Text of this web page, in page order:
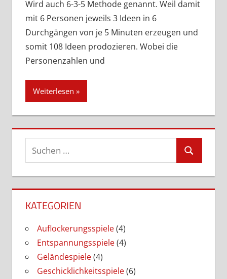
Wird auch 6-3-5 Methode genannt. Weil damit
mit 6 Personen jeweils 3 Ideen in 6
Durchgängen von je 5 Minuten erzeugen und
somit 108 Ideen prodozieren. Wobei die
Personenzahlen und
Weiterlesen
Suchen
nach:
Suchen
KATEGORIEN
Auflockerungsspiele(4)
Entspannungsspiele(4)
Geländespiele(4)
Geschicklichkeitsspiele(6)